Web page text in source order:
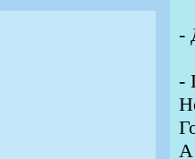
-
-
А